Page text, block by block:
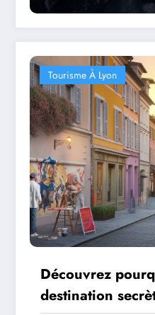
Tourisme À Lyon
Découvrez
destination